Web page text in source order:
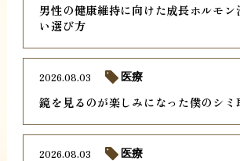
男性の健康維持に向けた成長ホルモン
い選び方
鏡を見るのが楽しみになった僕のシミ
2026.08.03 医療
2026.08.03 医療